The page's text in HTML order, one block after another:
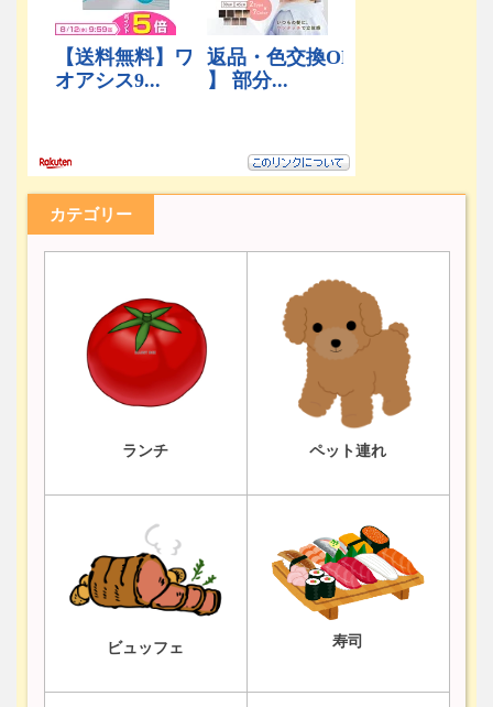
カテゴリー
ランチ ペット連れ
ビュッフェ 寿司